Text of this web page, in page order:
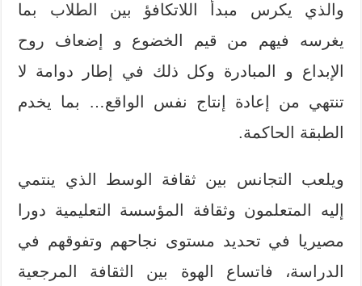
والذي يكرس مبدأ اللاتكافؤ بين الطلاب بما
يغرسه فيهم من قيم الخضوع و إضعاف روح
الإبداع و المبادرة وكل ذلك في إطار دوامة لا
تنتهي من إعادة إنتاج نفس الواقع… بما يخدم
الطبقة الحاكمة.
ويلعب التجانس بين ثقافة الوسط الذي ينتمي
إليه المتعلمون وثقافة المؤسسة التعليمية دورا
مصيريا في تحديد مستوى نجاحهم وتفوقهم في
الدراسة، فاتساع الهوة بين الثقافة المرجعية